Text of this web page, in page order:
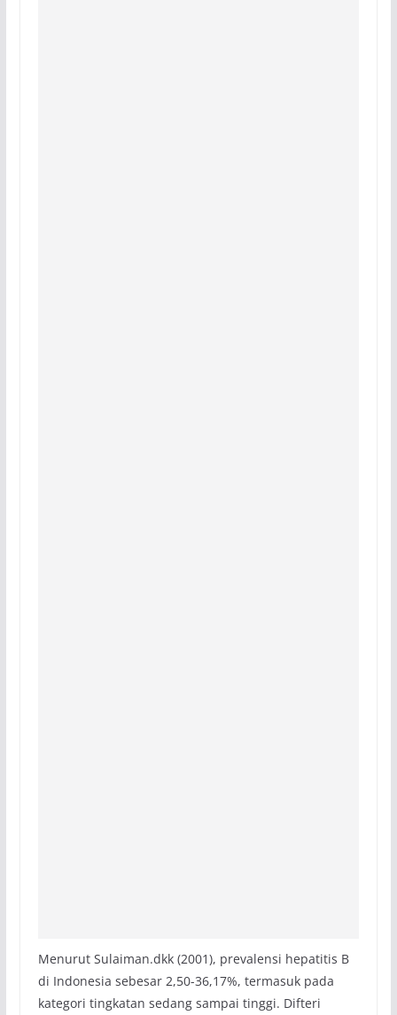
Menurut Sulaiman.dkk (2001), prevalensi hepatitis B
di Indonesia sebesar 2,50-36,17%, termasuk pada
kategori tingkatan sedang sampai tinggi. Difteri